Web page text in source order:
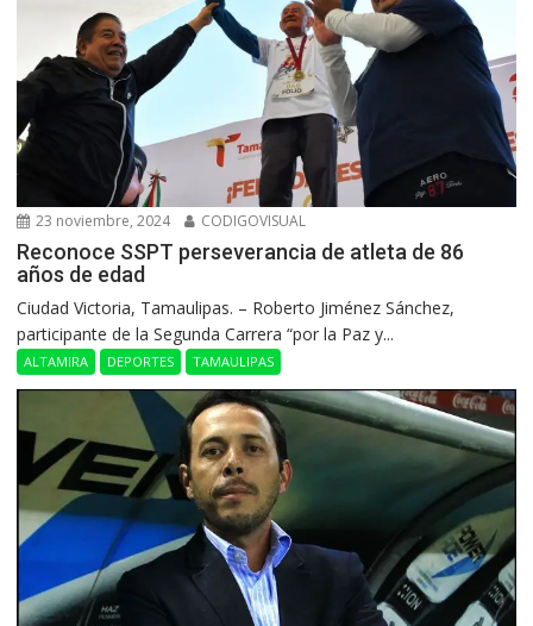
23 noviembre, 2024 CODIGOVISUAL
Reconoce SSPT perseverancia de atleta de 86
años de edad
Ciudad Victoria, Tamaulipas. – Roberto Jiménez Sánchez,
participante de la Segunda Carrera “por la Paz y...
ALTAMIRA DEPORTES TAMAULIPAS